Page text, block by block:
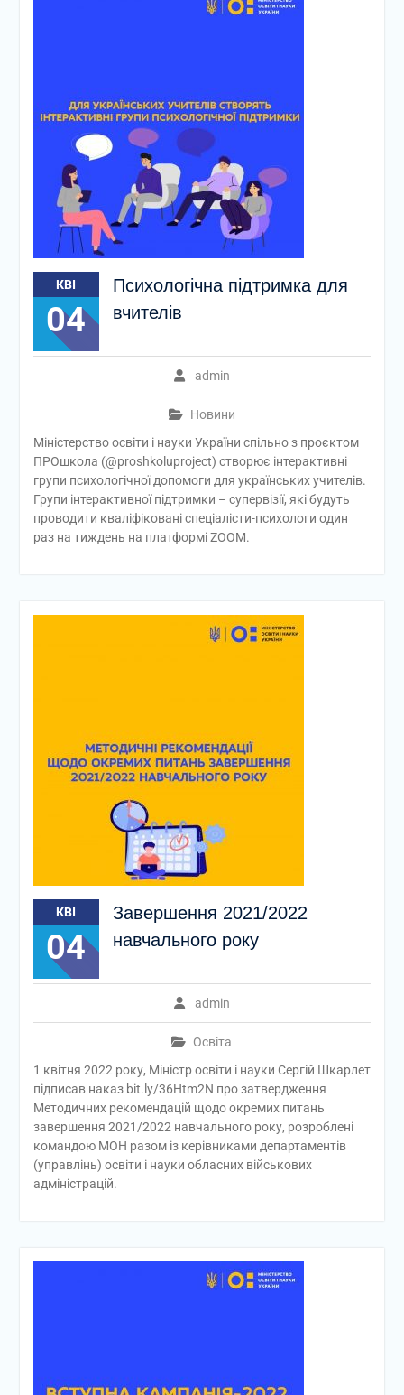
КВІ
04
Психологічна підтримка для
вчителів
admin
Новини
Міністерство освіти і науки України спільно з проєктом
ПРОшкола (@proshkoluproject) створює інтерактивні
групи психологічної допомоги для українських учителів.
Групи інтерактивної підтримки – супервізії, які будуть
проводити кваліфіковані спеціалісти-психологи один
раз на тиждень на платформі ZOOM.
КВІ
04
Завершення 2021/2022
навчального року
admin
Освіта
1 квітня 2022 року, Міністр освіти і науки Сергій Шкарлет
підписав наказ bit.ly/36Htm2N про затвердження
Методичних рекомендацій щодо окремих питань
завершення 2021/2022 навчального року, розроблені
командою МОН разом із керівниками департаментів
(управлінь) освіти і науки обласних військових
адміністрацій.